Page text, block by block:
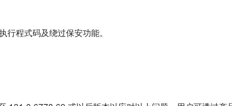
程式码及绕过保安功能。